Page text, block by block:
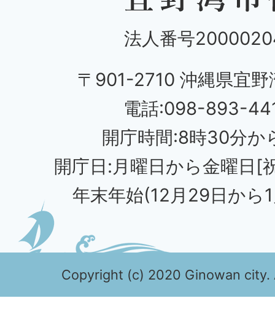
法人番号
〒901-2710 沖縄県宜野
電話:098-893-
開庁時間:8時30分か
開庁日:月曜日から金曜日[
年末年始(12月29日から
Copyright (c) 2020 Ginowan city.